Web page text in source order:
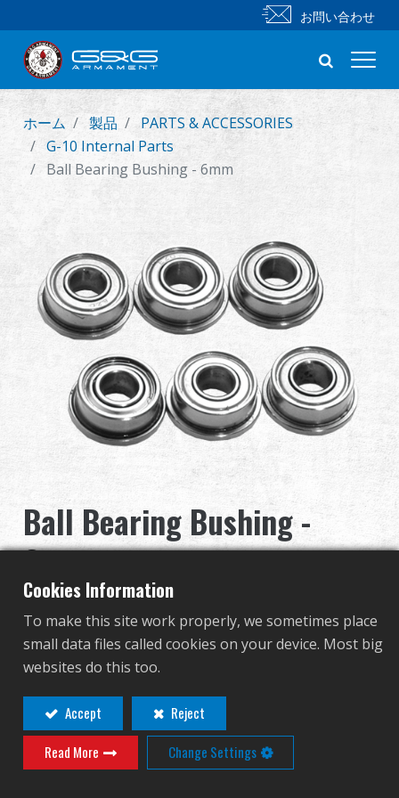
新製品
小銃
部品 & 付属品
BB 弾
射撃訓練シリーズ
グローバル販売
私たちについて
サインイン
繁體中文
Français 日本語
お問い合わせ
ホーム 製品
PARTS & ACCESSORIES
G-10 Internal Parts
Ball Bearing Bushing - 6mm
Ball Bearing Bushing -
6mm
G-10-010
G-10-010
Contact Login
この商品を表示するには販売店
ログインが必要です！
Cookies Information
To make this site work properly, we sometimes place
small data files called cookies on your device. Most big
websites do this too.
Accept
Reject
Read More
Change Settings